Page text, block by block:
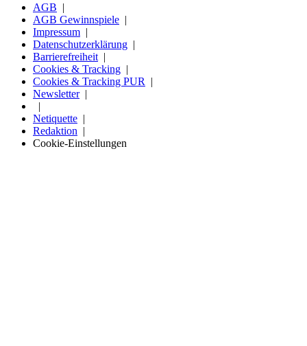
AGB
AGB Gewinnspiele
Impressum
Datenschutzerklärung
Barrierefreiheit
Cookies & Tracking
Cookies & Tracking PUR
Newsletter
Netiquette
Redaktion
Cookie-Einstellungen